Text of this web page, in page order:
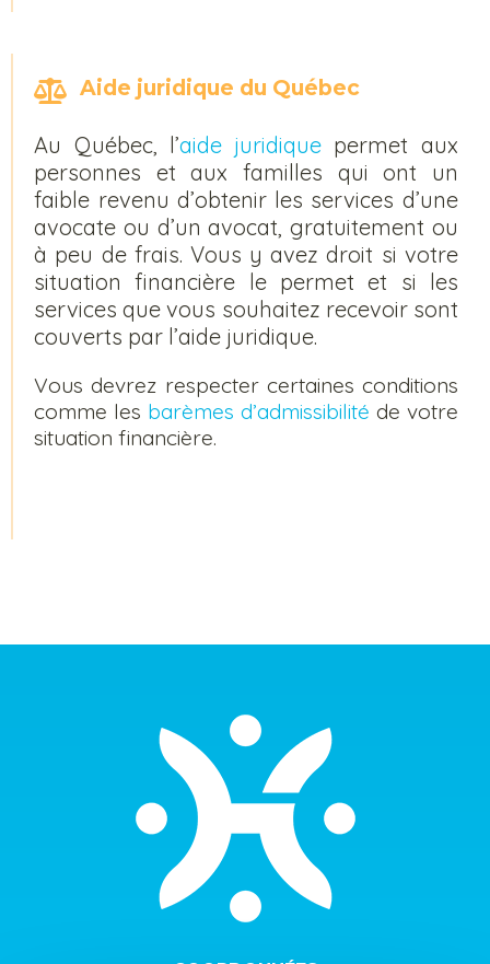
Aide juridique du Québec
Au Québec, l’aide juridique permet aux
personnes et aux familles qui ont un
faible revenu d’obtenir les services d’une
avocate ou d’un avocat, gratuitement ou
à peu de frais. Vous y avez droit si votre
situation financière le permet et si les
services que vous souhaitez recevoir sont
couverts par l’aide juridique.
Vous devrez respecter certaines conditions
comme les barèmes d’admissibilité de votre
situation financière.